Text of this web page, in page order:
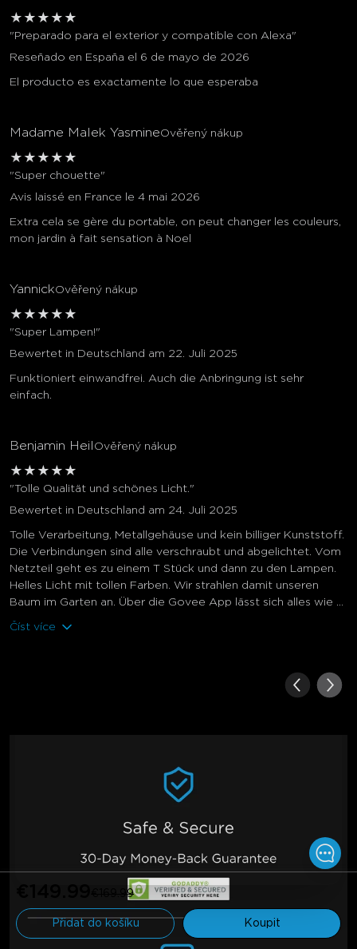
€169.99
Přidat do košíku Koupit
★ ★ ★ ★ ★
"Preparado para el exterior y compatible con Alexa"
Reseñado en España el 6 de mayo de 2026
El producto es exactamente lo que esperaba
Madame Malek YasmineOvěřený nákup
★ ★ ★ ★ ★
"Super chouette"
Avis laissé en France le 4 mai 2026
Extra cela se gère du portable, on peut changer les couleurs,
mon jardin à fait sensation à Noel
YannickOvěřený nákup
★ ★ ★ ★ ★
"Super Lampen!"
Bewertet in Deutschland am 22. Juli 2025
Funktioniert einwandfrei. Auch die Anbringung ist sehr
einfach.
Benjamin Heil Ověřený nákup
★ ★ ★ ★ ★
"Tolle Qualität und schönes Licht."
Bewertet in Deutschland am 24. Juli 2025
Tolle Verarbeitung, Metallgehäuse und kein billiger Kunststoff.
Die Verbindungen sind alle verschraubt und abgelichtet. Vom
Netzteil geht es zu einem T Stück und dann zu den Lampen.
Helles Licht mit tollen Farben. Wir strahlen damit unseren
Baum im Garten an. Über die Govee App lässt sich alles wie ...
Číst více